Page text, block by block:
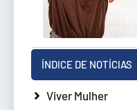
ÍNDICE DE NOTÍCIAS
Viver Mulher